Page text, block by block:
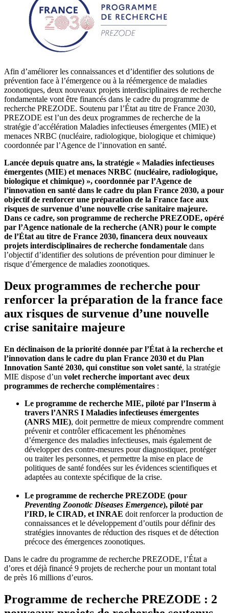
Afin d’améliorer les connaissances et d’identifier des solutions de
prévention face à l’émergence ou à la réémergence de maladies
zoonotiques, deux nouveaux projets interdisciplinaires de recherche
fondamentale vont être financés dans le cadre du programme de
recherche PREZODE. Soutenu par l’État au titre de France 2030,
PREZODE est l’un des deux programmes de recherche de la
stratégie d’accélération Maladies infectieuses émergentes (MIE) et
menaces NRBC (nucléaire, radiologique, biologique et chimique)
coordonnée par l’Agence de l’innovation en santé.
Lancée depuis quatre ans, la stratégie « Maladies infectieuses
émergentes (MIE) et menaces NRBC (nucléaire, radiologique,
biologique et chimique) », coordonnée par l’Agence de
l’innovation en santé dans le cadre du plan France 2030, a pour
objectif de renforcer une préparation de la France face aux
risques de survenue d’une nouvelle crise sanitaire majeure.
Dans ce cadre, son programme de recherche PREZODE, opéré
par l’Agence nationale de la recherche (ANR) pour le compte
de l’État au titre de France 2030, financera deux nouveaux
projets interdisciplinaires de recherche fondamentale dans
l’objectif d’identifier des solutions de prévention pour diminuer le
risque d’émergence de maladies zoonotiques.
Deux programmes de recherche pour
renforcer la préparation de la france face
aux risques de survenue d’une nouvelle
crise sanitaire majeure
En déclinaison de la priorité donnée par l’État à la recherche et
l’innovation dans le cadre du plan France 2030 et du Plan
Innovation Santé 2030, qui constitue son volet santé, la stratégie
MIE dispose d’un volet recherche important avec deux
programmes de recherche complémentaires :
Le programme de recherche MIE, piloté par l’Inserm à
travers l’ANRS I Maladies infectieuses émergentes
(ANRS MIE), doit permettre de mieux comprendre comment
prévenir et contrôler efficacement les phénomènes
d’émergence des maladies infectieuses, mais également de
développer des contre-mesures pour diagnostiquer, protéger
ou traiter les personnes, et permettre la mise en place de
politiques de santé fondées sur les évidences scientifiques et
adaptées au contexte spécifique de la crise.
Le programme de recherche PREZODE (pour
Preventing Zoonotic Diseases Emergence), piloté par
l’IRD, le CIRAD, et INRAE doit renforcer la production de
connaissances et le développement d’outils pour définir des
stratégies innovantes de réduction des risques et de détection
précoce des émergences zoonotiques.
Dans le cadre du programme de recherche PREZODE, l’État a
d’ores et déjà financé 9 projets de recherche pour un montant total
de près 16 millions d’euros.
Programme de recherche PREZODE : 2